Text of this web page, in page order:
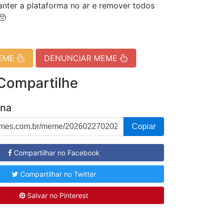
a plataforma no ar e remover todos
DENUNCIAR MEME
Copiar
Compartilhar no Facebook
Compartilhar no Twitter
Salvar no Pinterest